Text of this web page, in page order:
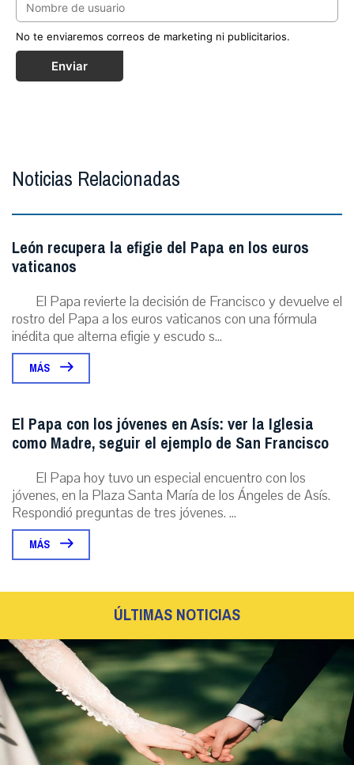
No te enviaremos correos de marketing ni publicitarios.
Enviar
Noticias Relacionadas
León recupera la efigie del Papa en los euros
vaticanos
El Papa revierte la decisión de Francisco y devuelve el
rostro del Papa a los euros vaticanos con una fórmula
inédita que alterna efigie y escudo s...
MÁS
El Papa con los jóvenes en Asís: ver la Iglesia
como Madre, seguir el ejemplo de San Francisco
El Papa hoy tuvo un especial encuentro con los
jóvenes, en la Plaza Santa María de los Ángeles de Asís.
Respondió preguntas de tres jóvenes. ...
MÁS
ÚLTIMAS NOTICIAS